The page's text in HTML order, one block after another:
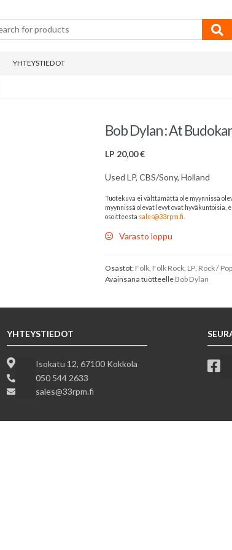
YHTEYSTIEDOT
Bob Dylan : At
LP 20,00€
Used LP, CBS/Sony, Holland
Tuotekuva ei välttämättä ole myynnissä
myynnissä olevat levyt ovat hyväkuntoisia,
osoitteesta sales@33rpm.fi.
Varasto loppu
Osastot: Folk, Folk Rock, LP, Rock / Pop
Avainsana tuotteelle Bob Dylan
YHTEYSTIEDOT
Isokatu 12, 67100 Kokkola
050 544 2633
sales@33rpm.fi